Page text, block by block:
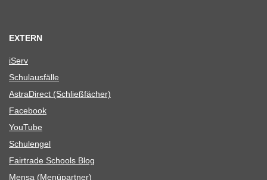
EXTERN
iServ
Schul­aus­fälle
Astra­Di­rect (Schließ­fä­cher)
Face­book
You­Tube
Schul­en­gel
Fair­trade Schools Blog
Mensa (Menü­part­ner)